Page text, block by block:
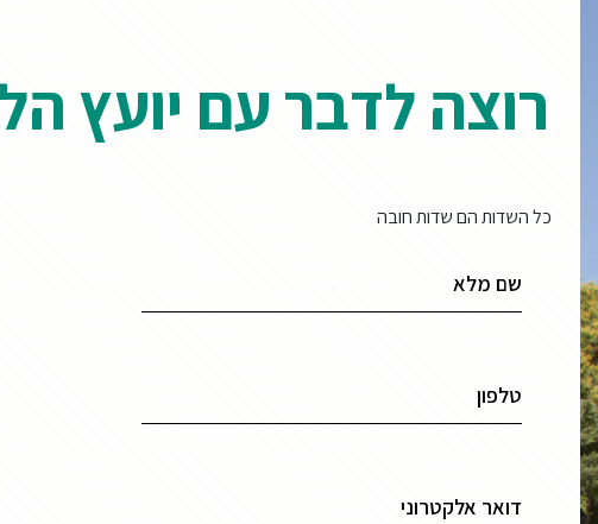
רוצה לדבר עם יועץ
כל השדות הם שדות חובה